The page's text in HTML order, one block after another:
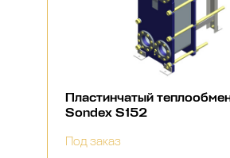
Пластинчатый
Sondex S152
Под заказ